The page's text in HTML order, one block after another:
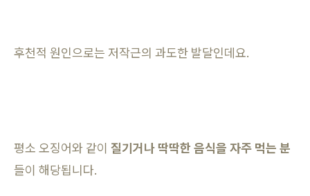
후천적 원인으로는 저작근의 과도한 발달인데요.
평소 오징어와 같이 질기거나 딱딱한 음식을 자주 먹는 분
들이 해당됩니다.